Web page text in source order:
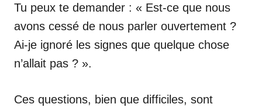
Tu peux te demander : « Est-ce que nous
avons cessé de nous parler ouvertement ?
Ai-je ignoré les signes que quelque chose
n’allait pas ? ».
Ces questions, bien que difficiles, sont